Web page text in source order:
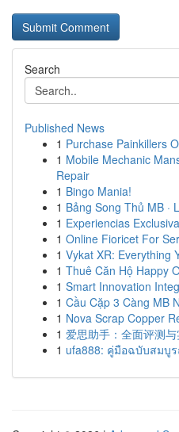
Search
Published News
1 Purchase Painkillers
1 Mobile Mechanic
Repair
1 Bingo Mania!
1 Bảng Song Thủ MB ·
1 Experiencias
1 Online Fioricet For
1 Vykat XR: Everything
1 Thuê Căn Hộ Happy
1 Smart Innovation
1 Cầu Cặp 3 Càng MB
1 Nova Scrap Copper
1 爱思助手：全面评测
1 ufa888: คู่มือฉบับสมบู